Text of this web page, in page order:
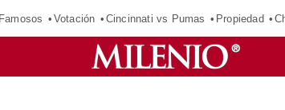
Votación Cincinnati vs Pumas Propiedad